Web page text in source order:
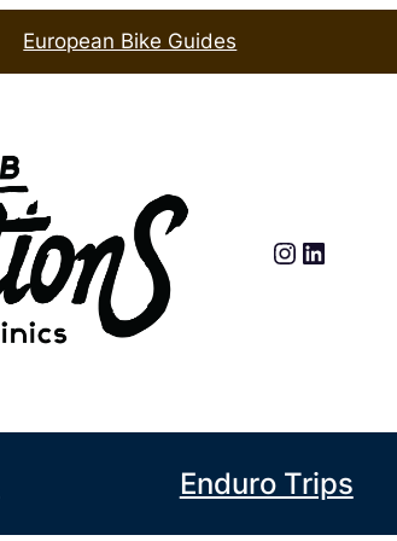
European Bike Guides
Instagram
LinkedIn
Enduro Trips